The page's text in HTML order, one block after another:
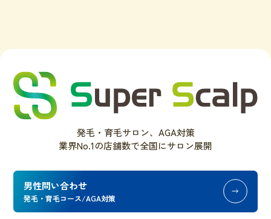
発毛・育毛サロン、AGA対策
業界No.1の店舗数で全国にサロン展開
男性問い合わせ
発毛・育毛コース/AGA対策